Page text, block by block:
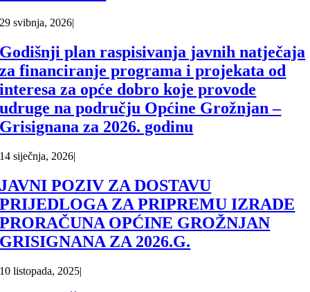
29 svibnja, 2026|
Godišnji plan raspisivanja javnih natječaja
za financiranje programa i projekata od
interesa za opće dobro koje provode
udruge na području Općine Grožnjan –
Grisignana za 2026. godinu
14 siječnja, 2026|
JAVNI POZIV ZA DOSTAVU
PRIJEDLOGA ZA PRIPREMU IZRADE
PRORAČUNA OPĆINE GROŽNJAN
GRISIGNANA ZA 2026.G.
10 listopada, 2025|